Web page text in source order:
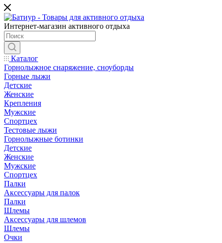
Интернет-магазин активного отдыха
Каталог
Горнолыжное снаряжение, сноуборды
Горные лыжи
Детские
Женские
Крепления
Мужские
Спортцех
Тестовые лыжи
Горнолыжные ботинки
Детские
Женские
Мужские
Спортцех
Палки
Аксессуары для палок
Палки
Шлемы
Аксессуары для шлемов
Шлемы
Очки